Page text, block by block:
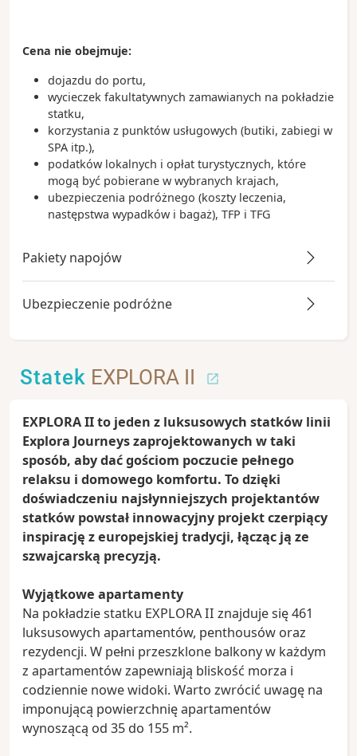
Cena nie obejmuje:
dojazdu do portu,
wycieczek fakultatywnych zamawianych na pokładzie
statku,
korzystania z punktów usługowych (butiki, zabiegi w
SPA itp.),
podatków lokalnych i opłat turystycznych, które
mogą być pobierane w wybranych krajach,
ubezpieczenia podróżnego (koszty leczenia,
następstwa wypadków i bagaż), TFP i TFG
Pakiety napojów
Ubezpieczenie podróżne
Statek EXPLORA II
EXPLORA II to jeden z luksusowych statków linii
Explora Journeys zaprojektowanych w taki
sposób, aby dać gościom poczucie pełnego
relaksu i domowego komfortu. To dzięki
doświadczeniu najsłynniejszych projektantów
statków powstał innowacyjny projekt czerpiący
inspirację z europejskiej tradycji, łącząc ją ze
szwajcarską precyzją.
Wyjątkowe apartamenty
Na pokładzie statku EXPLORA II znajduje się 461
luksusowych apartamentów, penthousów oraz
rezydencji. W pełni przeszklone balkony w każdym
z apartamentów zapewniają bliskość morza i
codziennie nowe widoki. Warto zwrócić uwagę na
imponującą powierzchnię apartamentów
wynoszącą od 35 do 155 m².